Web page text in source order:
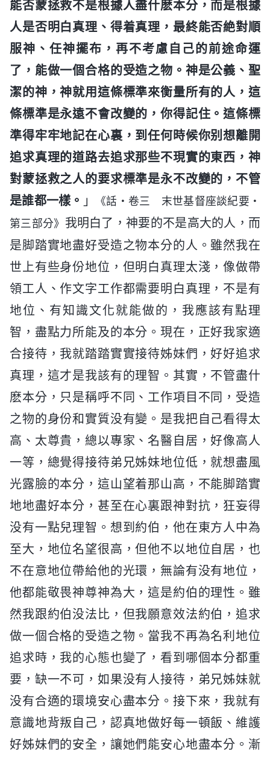
能否蒙拯救不是根據人盡什麽本分，而是根據
人是否明白真理、得着真理，最終能否絶對順
服神、任神擺布，再不考慮自己的前途命運
了，能做一個合格的受造之物。神是公義、聖
潔的神，神就用這條標準來衡量所有的人，這
條標準是永遠不會改變的，你得記住。這條標
準得牢牢地記在心裏，到任何時候你别想離開
追求真理的道路去追求那些不現實的東西，神
對蒙拯救之人的要求標準是永不改變的，不管
是誰都一樣。 」
《話・卷三 末世基督座談紀要・
第三部分》 我明白了，神要的不是高大的人，而
是脚踏實地盡好受造之物本分的人。雖然我在
世上有些身份地位，但明白真理太淺，像做帶
領工人、作文字工作都需要明白真理，不是有
地位、有知識文化就能做的，我應該有點理
智，盡點力所能及的本分。現在，正好我家適
合接待，我就踏踏實實接待姊妹們，好好追求
真理，這才是我該有的理智。其實，不管盡什
麽本分，只是稱呼不同、工作項目不同，受造
之物的身份和實質没有變。是我把自己看得太
高、太尊貴，總以專家、名醫自居，好像高人
一等，總覺得接待弟兄姊妹地位低，就想盡風
光露臉的本分，這山望着那山高，不能脚踏實
地地盡好本分，甚至在心裏跟神對抗，狂妄得
没有一點兒理智。想到約伯，他在東方人中為
至大，地位名望很高，但他不以地位自居，也
不在意地位帶給他的光環，無論有没有地位，
他都能敬畏神尊神為大，這是約伯的理性。雖
然我跟約伯没法比，但我願意效法約伯，追求
做一個合格的受造之物。當我不再為名利地位
追求時，我的心態也變了，看到哪個本分都重
要，缺一不可，如果没有人接待，弟兄姊妹就
没有合適的環境安心盡本分。接下來，我就有
意識地背叛自己，認真地做好每一頓飯、維護
好姊妹們的安全，讓她們能安心地盡本分。漸